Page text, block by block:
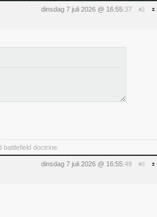
dinsdag 7 juli 2026 @ 16:55:37 #2
doctrine.
dinsdag 7 juli 2026 @ 16:55:49 #3